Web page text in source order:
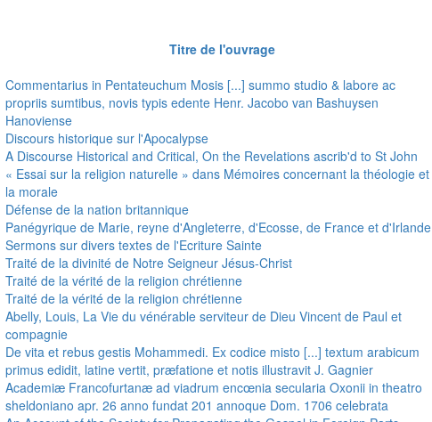
Titre de l'ouvrage
Commentarius in Pentateuchum Mosis [...] summo studio & labore ac
propriis sumtibus, novis typis edente Henr. Jacobo van Bashuysen
Hanoviense
Discours historique sur l'Apocalypse
A Discourse Historical and Critical, On the Revelations ascrib'd to St John
« Essai sur la religion naturelle » dans Mémoires concernant la théologie et
la morale
Défense de la nation britannique
Panégyrique de Marie, reyne d'Angleterre, d'Ecosse, de France et d'Irlande
Sermons sur divers textes de l'Ecriture Sainte
Traité de la divinité de Notre Seigneur Jésus-Christ
Traité de la vérité de la religion chrétienne
Traité de la vérité de la religion chrétienne
Abelly, Louis, La Vie du vénérable serviteur de Dieu Vincent de Paul et
compagnie
De vita et rebus gestis Mohammedi. Ex codice misto [...] textum arabicum
primus edidit, latine vertit, præfatione et notis illustravit J. Gagnier
Academiæ Francofurtanæ ad viadrum encœnia secularia Oxonii in theatro
sheldoniano apr. 26 anno fundat 201 annoque Dom. 1706 celebrata